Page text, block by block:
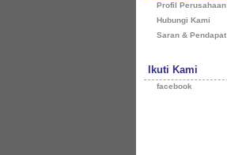
Profil Perusahaan
Hubungi Kami
Saran & Pendapat
Ikuti Kami
facebook